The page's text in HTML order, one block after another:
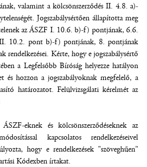
valamint a kölcsönszerződés II. 4.8. a)-
Jogszabálysértően állapította meg
az ÁSZF I. 10.6. b)-f) pontjának, 6.6.
10.2. pont b)-f) pontjának, 8. pontjának
rendelkezései. Kérte, hogy e jogszabálysértő
a Legfelsőbb Bíróság helyezze hatályon
és hozzon a jogszabályoknak megfelelő, a
határozatot. Felülvizsgálati kérelmét az
eknek és kölcsönszerződéseknek az
kapcsolatos rendelkezéseivel
hogy e rendelkezések "szöveghűen"
Kódexben írtakat.